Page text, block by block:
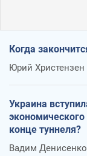
Когда
Юрий Христензен
Украина
экономического
конце туннеля?
Вадим Денисенко